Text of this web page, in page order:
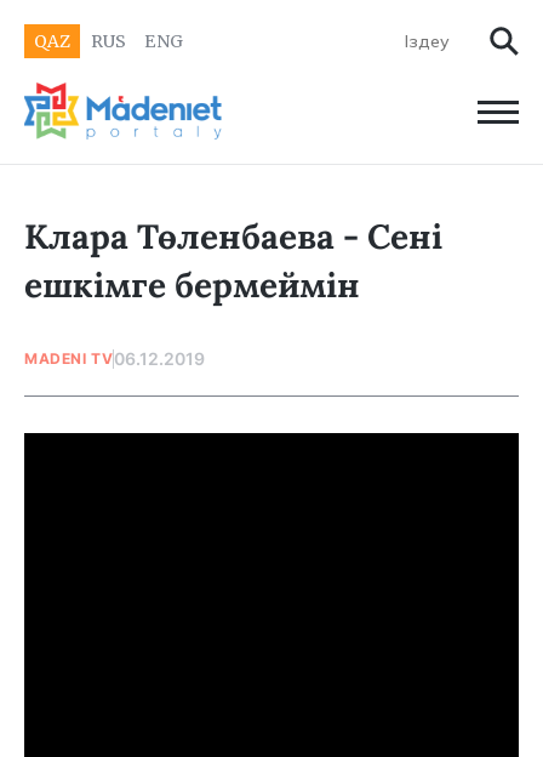
QAZ RUS ENG
Клара Төленбаева - Сені
ешкімге бермеймін
MADENI TV06.12.2019